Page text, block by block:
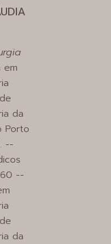
em
da
Porto
--
--
da